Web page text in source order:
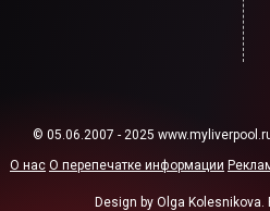
© 05.06.2007 - 2025
О нас О перепечатке информации
Design by Olga Kolesnikova.